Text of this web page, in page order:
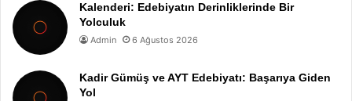
Kalenderi: Edebiyatın Derinliklerinde Bir
Yolculuk
Admin 6 Ağustos 2026
Kadir Gümüş ve AYT Edebiyatı: Başarıya Giden
Yol